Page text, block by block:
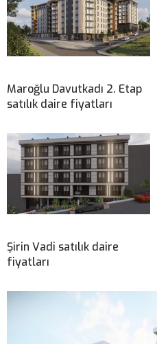
Maroğlu Davutkadı 2. Etap
satılık daire fiyatları
Şirin Vadi satılık daire
fiyatları